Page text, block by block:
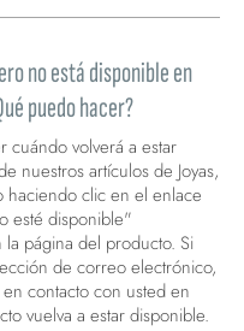
no está disponible en
puedo hacer?
cuándo volverá a estar
nuestros artículos de Joyas,
haciendo clic en el enlace
esté disponible"
página del producto. Si
de correo electrónico,
contacto con usted en
vuelva a estar disponible.